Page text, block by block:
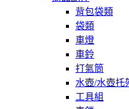
背包袋類
袋類
車燈
車鈴
打氣筒
水壺/水壺托
工具組